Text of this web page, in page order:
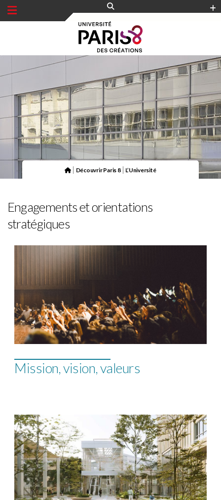
Découvrir Paris 8 L’Université
Engagements et orientations
stratégiques
Mission, vision, valeurs
Panneau de gestion des cookies